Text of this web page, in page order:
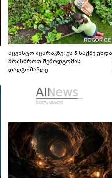
აგვისტო აგარაკზე: ეს 5 საქმე უნდა
მოასწროთ შემოდგომის
დადგომამდე